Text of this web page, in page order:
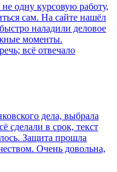
одну курсовую работу,
сам. На сайте нашёл
наладили деловое
моменты.
всё отвечало
дела, выбрала
сделали в срок, текст
Защита прошла
Очень довольна,